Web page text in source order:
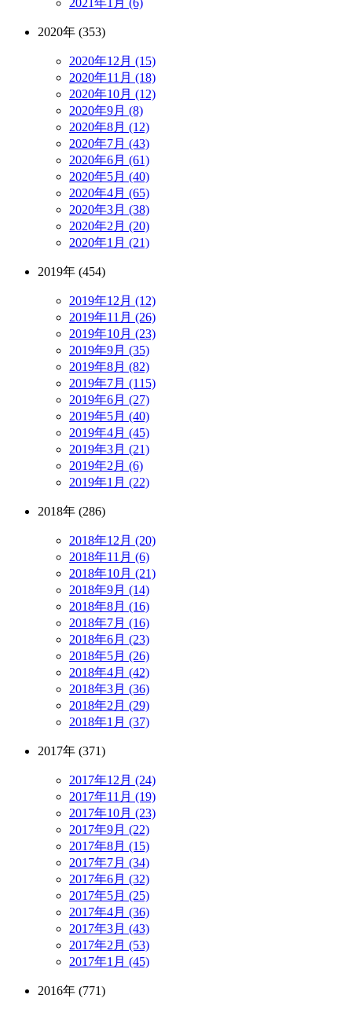
2020年 (353)
2020年12月 (15)
2020年11月 (18)
2020年10月 (12)
2020年9月 (8)
2020年8月 (12)
2020年7月 (43)
2020年6月 (61)
2020年5月 (40)
2020年4月 (65)
2020年3月 (38)
2020年2月 (20)
2020年1月 (21)
2019年 (454)
2019年12月 (12)
2019年11月 (26)
2019年10月 (23)
2019年9月 (35)
2019年8月 (82)
2019年7月 (115)
2019年6月 (27)
2019年5月 (40)
2019年4月 (45)
2019年3月 (21)
2019年2月 (6)
2019年1月 (22)
2018年 (286)
2018年12月 (20)
2018年11月 (6)
2018年10月 (21)
2018年9月 (14)
2018年8月 (16)
2018年7月 (16)
2018年6月 (23)
2018年5月 (26)
2018年4月 (42)
2018年3月 (36)
2018年2月 (29)
2018年1月 (37)
2017年 (371)
2017年12月 (24)
2017年11月 (19)
2017年10月 (23)
2017年9月 (22)
2017年8月 (15)
2017年7月 (34)
2017年6月 (32)
2017年5月 (25)
2017年4月 (36)
2017年3月 (43)
2017年2月 (53)
2017年1月 (45)
2016年 (771)